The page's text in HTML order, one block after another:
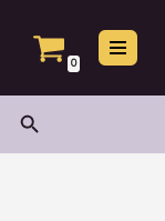
0
Search Button